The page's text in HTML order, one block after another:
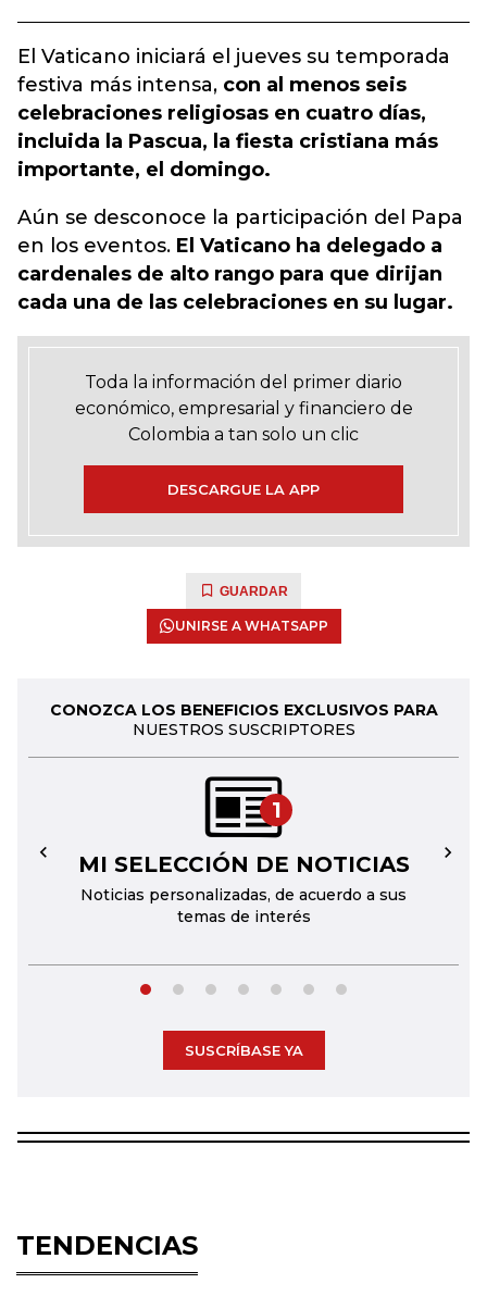
El Vaticano iniciará el jueves su temporada
festiva más intensa, con al menos seis
celebraciones religiosas en cuatro días,
incluida la Pascua, la fiesta cristiana más
importante, el domingo.
Aún se desconoce la participación del Papa
en los eventos. El Vaticano ha delegado a
cardenales de alto rango para que dirijan
cada una de las celebraciones en su lugar.
Toda la información del primer diario
económico, empresarial y financiero de
Colombia a tan solo un clic
DESCARGUE LA APP
GUARDAR
UNIRSE A WHATSAPP
CONOZCA LOS BENEFICIOS EXCLUSIVOS PARA
NUESTROS SUSCRIPTORES
1
MI SELECCIÓN DE NOTICIAS
Noticias personalizadas, de acuerdo a sus
temas de interés
← →
SUSCRÍBASE YA
TENDENCIAS